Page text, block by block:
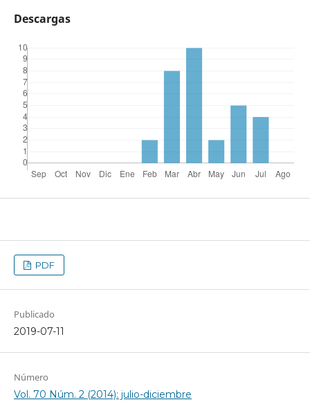
Descargas
PDF
Publicado
2019-07-11
Número
Vol. 70 Núm. 2 (2014): julio-diciembre